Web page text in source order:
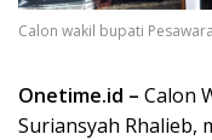
Calon wakil bupati
Onetime.id – Calon
Suriansyah Rhalieb,